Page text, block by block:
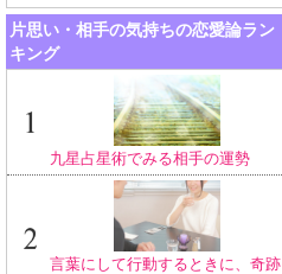
片思い・相手の気持ちの恋愛論ラン
キング
九星占星術でみる相手の運勢
言葉にして行動するときに、奇跡